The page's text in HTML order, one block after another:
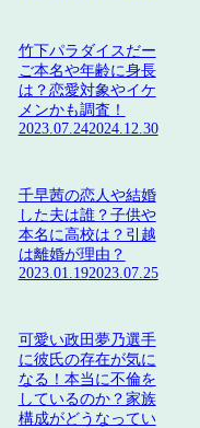
竹下パラダイスだー
ご本名や年齢に身長
は？恋愛対象やイケ
メンかも調査！
2023.07.242024.12.30
千早茜の恋人や結婚
した夫は誰？子供や
本名に高校は？引越
は離婚が理由？
2023.01.192023.07.25
可愛い政田夢乃選手
に彼氏の存在が気に
なる！本当に不倫を
しているのか？家族
構成がどうなってい